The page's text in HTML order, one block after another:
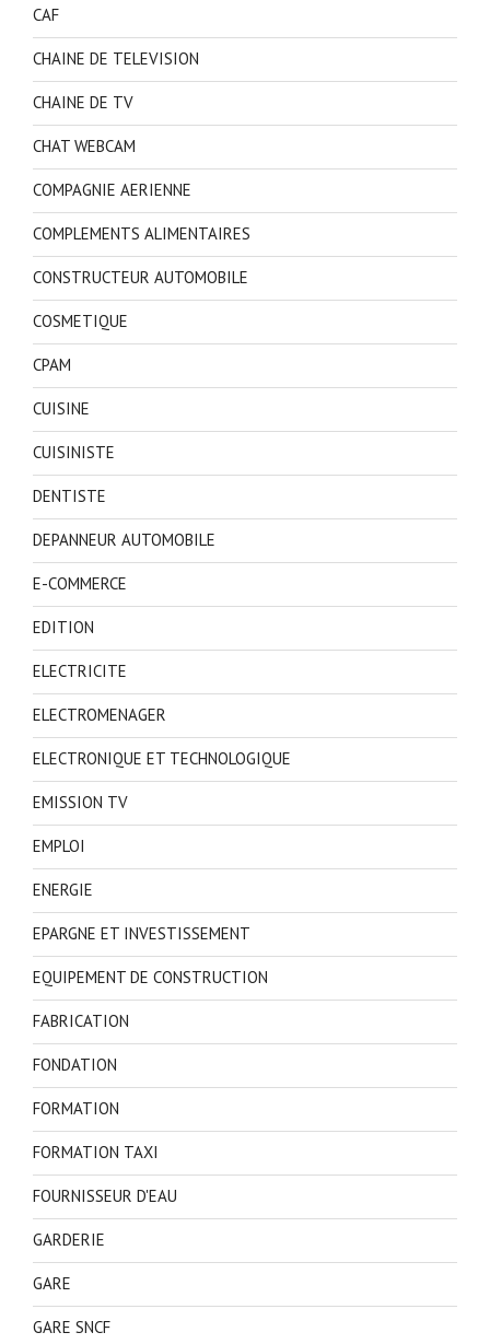
CAF
CHAINE DE TELEVISION
CHAINE DE TV
CHAT WEBCAM
COMPAGNIE AERIENNE
COMPLEMENTS ALIMENTAIRES
CONSTRUCTEUR AUTOMOBILE
COSMETIQUE
CPAM
CUISINE
CUISINISTE
DENTISTE
DEPANNEUR AUTOMOBILE
E-COMMERCE
EDITION
ELECTRICITE
ELECTROMENAGER
ELECTRONIQUE ET TECHNOLOGIQUE
EMISSION TV
EMPLOI
ENERGIE
EPARGNE ET INVESTISSEMENT
EQUIPEMENT DE CONSTRUCTION
FABRICATION
FONDATION
FORMATION
FORMATION TAXI
FOURNISSEUR D'EAU
GARDERIE
GARE
GARE SNCF